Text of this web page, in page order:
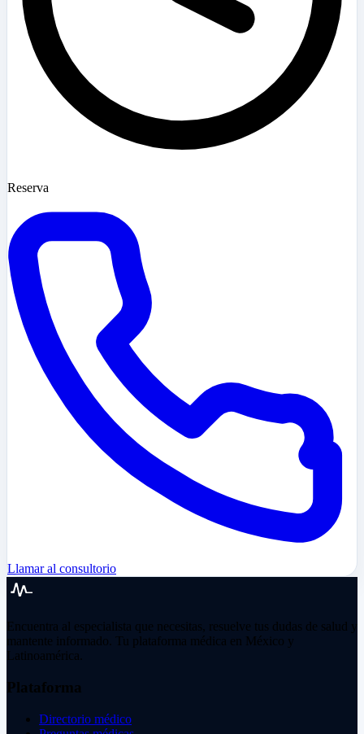
Reserva
Llamar al consultorio
Encuentra al especialista que necesitas, resuelve tus dudas de salud y
mantente informado. Tu plataforma médica en México y
Latinoamérica.
Plataforma
Directorio médico